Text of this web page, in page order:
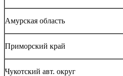
Амурская область
Приморский край
Чукотский авт. округ